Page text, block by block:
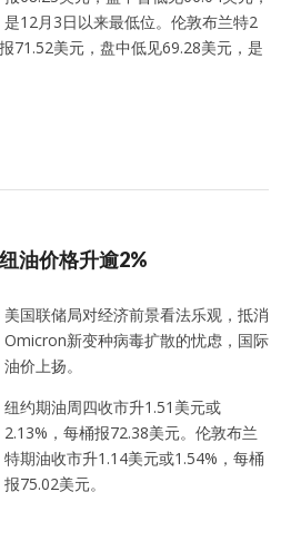
是12月3日以来最低位。伦敦布兰特2
71.52美元，盘中低见69.28美元，是
油价格升逾2%
美国联储局对经济前景看法乐观，抵消
Omicron新变种病毒扩散的忧虑，国际
油价上扬。
纽约期油周四收市升1.51美元或
2.13%，每桶报72.38美元。伦敦布兰
特期油收市升1.14美元或1.54%，每桶
报75.02美元。